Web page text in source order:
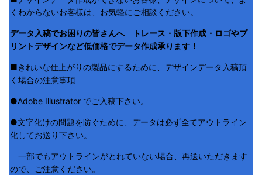
くわからないお客様は、お気軽にご相談ください。
データ入稿でお困りの皆さんへ トレース・版下作成・ロゴやプ
リントデザインなど低価格でデータ作成承ります！
■きれいな仕上がりの製品にするために、デザインデータ入稿頂
く場合の注意事項
●Adobe Illustrator でご入稿下さい。
●文字化けの問題を防ぐために、データは必ず全てアウトライン
化してお送り下さい。
一部でもアウトラインがとれていない場合、再送いただきます
ので、ご注意ください。